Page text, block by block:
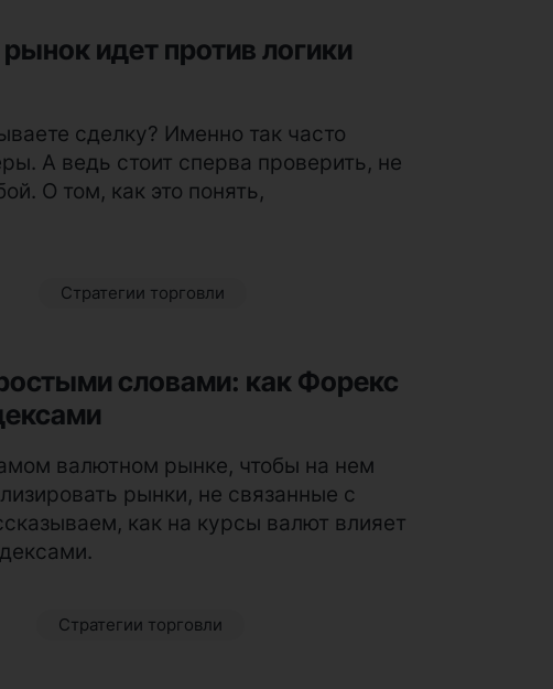
идет против логики
сделку? Именно так часто
А ведь стоит сперва проверить, не
О том, как это понять,
Стратегии торговли
словами: как Форекс
валютном рынке, чтобы на нем
рынки, не связанные с
как на курсы валют влияет
Стратегии торговли